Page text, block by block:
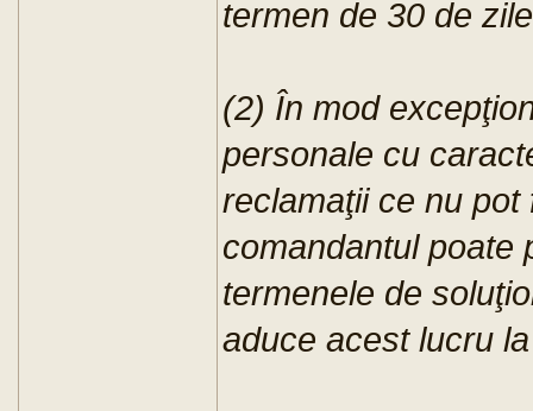
termen de 30 de
(2) În mod
personale cu
reclamaţii ce nu
comandantul poate
termenele de
aduce acest lucru